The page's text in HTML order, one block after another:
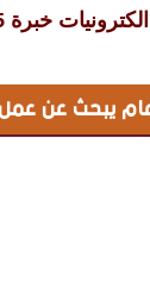
خبرة 15 عام يبحث عن عمل فى مصر أوعمل فى قطر